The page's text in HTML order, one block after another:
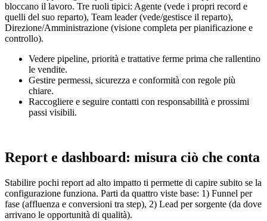
bloccano il lavoro. Tre ruoli tipici: Agente (vede i propri record e
quelli del suo reparto), Team leader (vede/gestisce il reparto),
Direzione/Amministrazione (visione completa per pianificazione e
controllo).
Vedere pipeline, priorità e trattative ferme prima che rallentino
le vendite.
Gestire permessi, sicurezza e conformità con regole più
chiare.
Raccogliere e seguire contatti con responsabilità e prossimi
passi visibili.
Report e dashboard: misura ciò che conta
Stabilire pochi report ad alto impatto ti permette di capire subito se la
configurazione funziona. Parti da quattro viste base: 1) Funnel per
fase (affluenza e conversioni tra step), 2) Lead per sorgente (da dove
arrivano le opportunità di qualità).